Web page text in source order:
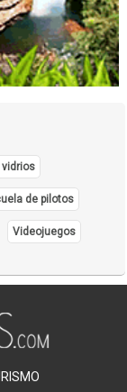
vidrios
de pilotos
Videojuegos